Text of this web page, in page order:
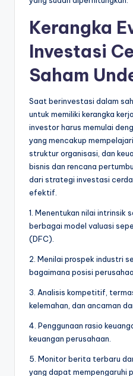
Kerangka
Investasi
Saham
Saat berinvestasi dalam
untuk memiliki kerangka
investor harus memulai
yang mencakup
struktur organisasi, dan
bisnis dan rencana
dari strategi investasi
efektif.
1. Menentukan nilai intrinsik
berbagai model valuasi
(DFC).
2. Menilai prospek industri
bagaimana posisi
3. Analisis kompetitif,
kelemahan, dan ancaman
4. Penggunaan rasio
keuangan perusahaan.
5. Monitor berita terbaru
yang dapat mempengaruhi